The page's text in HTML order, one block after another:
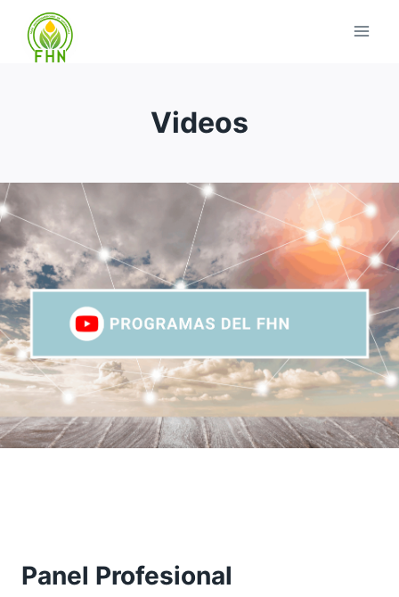
Videos
Panel Profesional